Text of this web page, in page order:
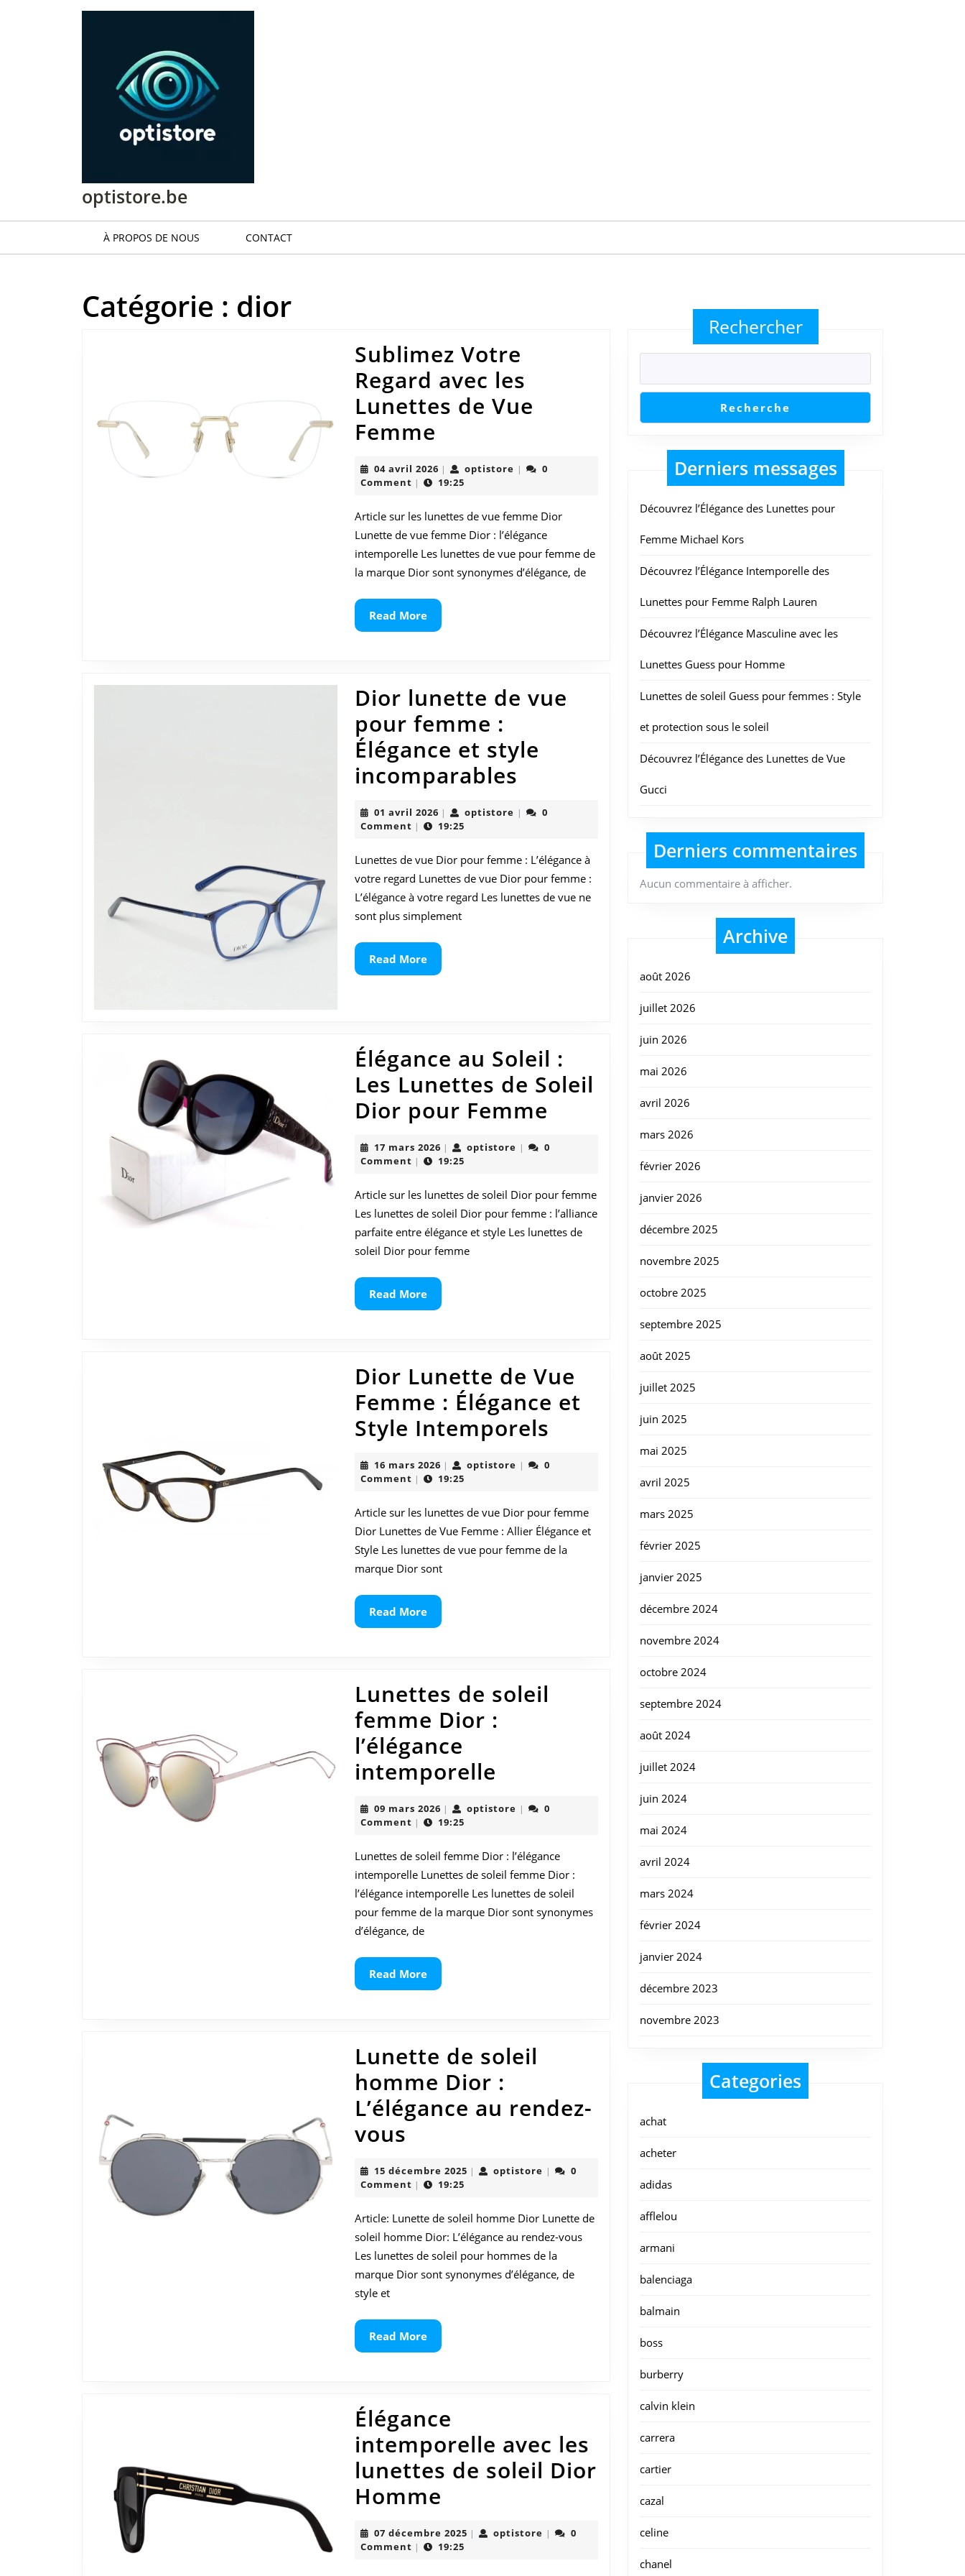
optistore.be
À PROPOS DE NOUS CONTACT
Catégorie : dior
Sublimez Votre
Regard avec les
Lunettes de Vue
Femme
Votre
Regard
avec
les
Lunettes
de
Vue
Femme
04 avril 2026 04
avril
| optistore optistore
|
0
Comment | 19:25
Article sur les lunettes de vue femme Dior
Lunette de vue femme Dior : l’élégance
intemporelle Les lunettes de vue pour femme de
la marque Dior sont synonymes d’élégance, de
Read MoreRead
More
Dior lunette de vue
pour femme :
Élégance et style
incomparables
de
vue
pour
femme
incomparables
01 avril 2026 01
avril
| optistore optistore
|
0
Comment | 19:25
Lunettes de vue Dior pour femme : L’élégance à
votre regard Lunettes de vue Dior pour femme :
L’élégance à votre regard Les lunettes de vue ne
sont plus simplement
Read MoreRead
More
Élégance au Soleil :
Les Lunettes de Soleil
Dior pour Femme Élégance
:
Les
Lunettes
Femme
17 mars 2026 17
mars
| optistore optistore
|
0
Comment | 19:25
Article sur les lunettes de soleil Dior pour femme
Les lunettes de soleil Dior pour femme : l’alliance
parfaite entre élégance et style Les lunettes de
soleil Dior pour femme
Read MoreRead
More
Dior Lunette de Vue
Femme : Élégance et
Style Intemporels
Vue
Femme
:
Élégance
Intemporels
16 mars 2026 16
mars
| optistore optistore
|
0
Comment | 19:25
Article sur les lunettes de vue Dior pour femme
Dior Lunettes de Vue Femme : Allier Élégance et
Style Les lunettes de vue pour femme de la
marque Dior sont
Read MoreRead
More
Lunettes de soleil
femme Dior :
l’élégance
intemporelle
soleil
femme
Dior
:
l’élégance
09 mars 2026 09
mars
| optistore optistore
|
0
Comment | 19:25
Lunettes de soleil femme Dior : l’élégance
intemporelle Lunettes de soleil femme Dior :
l’élégance intemporelle Les lunettes de soleil
pour femme de la marque Dior sont synonymes
d’élégance, de
Read MoreRead
More
Lunette de soleil
homme Dior :
L’élégance au rendez-
vous
soleil
homme
Dior
:
L’élégance
au
rendez-
15 décembre 2025 15| optistore optistore
|
0
Comment | 19:25
Article: Lunette de soleil homme Dior Lunette de
soleil homme Dior: L’élégance au rendez-vous
Les lunettes de soleil pour hommes de la
marque Dior sont synonymes d’élégance, de
style et
Read MoreRead
More
Élégance
intemporelle avec les
lunettes de soleil Dior
Homme
intemporelle
avec
07 décembre 2025 07| optistore optistore
|
0
Comment | 19:25
Rechercher
Recherche
Derniers messages
Découvrez l’Élégance des Lunettes pour
Femme Michael Kors
Découvrez l’Élégance Intemporelle des
Lunettes pour Femme Ralph Lauren
Découvrez l’Élégance Masculine avec les
Lunettes Guess pour Homme
Lunettes de soleil Guess pour femmes : Style
et protection sous le soleil
Découvrez l’Élégance des Lunettes de Vue
Gucci
Derniers commentaires
Aucun commentaire à afficher.
Archive
août 2026
juillet 2026
juin 2026
mai 2026
avril 2026
mars 2026
février 2026
janvier 2026
décembre 2025
novembre 2025
octobre 2025
septembre 2025
août 2025
juillet 2025
juin 2025
mai 2025
avril 2025
mars 2025
février 2025
janvier 2025
décembre 2024
novembre 2024
octobre 2024
septembre 2024
août 2024
juillet 2024
juin 2024
mai 2024
avril 2024
mars 2024
février 2024
janvier 2024
décembre 2023
novembre 2023
Categories
achat
acheter
adidas
afflelou
armani
balenciaga
balmain
boss
burberry
calvin klein
carrera
cartier
cazal
celine
chanel